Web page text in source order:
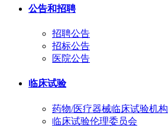
公告和招聘
招聘公告
招标公告
医院公告
临床试验
药物/医疗器械临床试验机构
临床试验伦理委员会